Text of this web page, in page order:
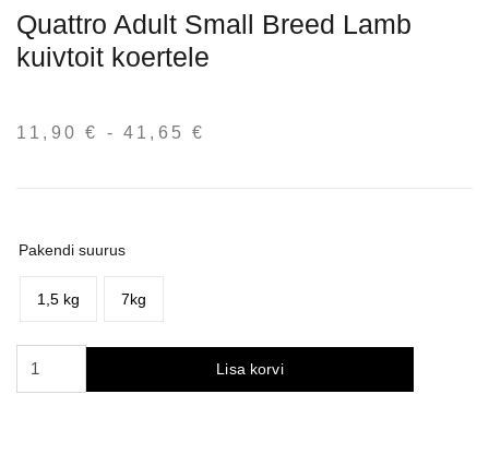
Quattro Adult Small Breed Lamb
kuivtoit koertele
11,90€ - 41,65€
Pakendi suurus
1,5 kg 7kg
Quattro
Lisa korvi